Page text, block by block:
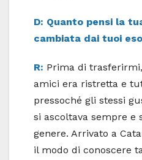
D: Quanto pensi la
cambiata dai tuoi
R: Prima di
amici era ristretta e
pressoché gli stessi
si ascoltava sempre e
genere. Arrivato a
il modo di conoscere